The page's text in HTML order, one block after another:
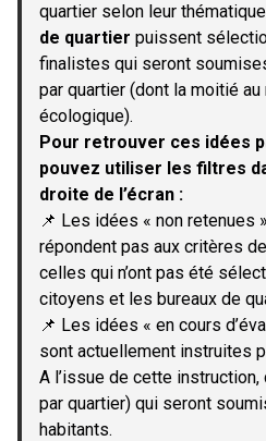
quartier selon leur
de quartier puissent
finalistes qui seront
par quartier (dont la moitié
écologique).
Pour retrouver ces idées
pouvez utiliser les filtres
droite de l’écran :
📌 Les idées « non retenues
répondent pas aux critères
celles qui n’ont pas été
citoyens et les bureaux de
📌 Les idées « en cours
sont actuellement instruites
A l’issue de cette
par quartier) qui seront
habitants.